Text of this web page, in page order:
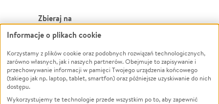
Zbieraj na
Leczenie
Zwierzęta
Pożar
Ukraina
Powódź
Wichura
NGO
Informacje o plikach cookie
Korzystamy z plików cookie oraz podobnych rozwiązań technologicznych,
zarówno własnych, jak i naszych partnerów. Obejmuje to zapisywanie i
przechowywanie informacji w pamięci Twojego urządzenia końcowego
(takiego jak np. laptop, tablet, smartfon) oraz późniejsze uzyskiwanie do nich
dostępu.
Wykorzystujemy te technologie przede wszystkim po to, aby zapewnić